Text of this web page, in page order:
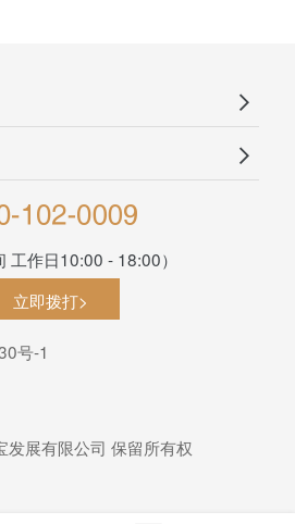
工作日10:00 - 18:00）
立即拨打>
号-1
展有限公司 保留所有权